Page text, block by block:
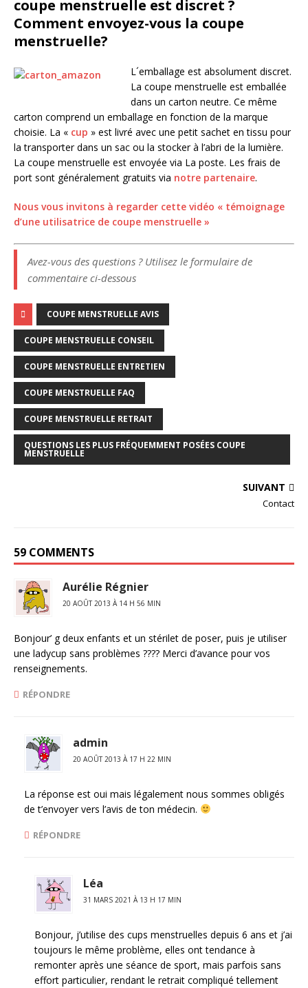
coupe menstruelle est discret ?
Comment envoyez-vous la coupe
menstruelle?
L´emballage est absolument discret.
La coupe menstruelle est emballée
dans un carton neutre. Ce même
carton comprend un emballage en fonction de la marque
choisie. La « cup » est livré avec une petit sachet en tissu pour
la transporter dans un sac ou la stocker à l’abri de la lumière.
La coupe menstruelle est envoyée via La poste. Les frais de
port sont généralement gratuits via notre partenaire.
Nous vous invitons à regarder cette vidéo « témoignage
d’une utilisatrice de coupe menstruelle »
Avez-vous des questions ? Utilisez le formulaire de
commentaire ci-dessous
COUPE MENSTRUELLE AVIS
COUPE MENSTRUELLE CONSEIL
COUPE MENSTRUELLE ENTRETIEN
COUPE MENSTRUELLE FAQ
COUPE MENSTRUELLE RETRAIT
QUESTIONS LES PLUS FRÉQUEMMENT POSÉES COUPE
MENSTRUELLE
SUIVANT
Contact
59 COMMENTS
Aurélie Régnier
20 AOÛT 2013 À 14 H 56 MIN
Bonjour’ g deux enfants et un stérilet de poser, puis je utiliser
une ladycup sans problèmes ???? Merci d’avance pour vos
renseignements.
RÉPONDRE
admin
20 AOÛT 2013 À 17 H 22 MIN
La réponse est oui mais légalement nous sommes obligés
de t’envoyer vers l’avis de ton médecin.
RÉPONDRE
Léa
31 MARS 2021 À 13 H 17 MIN
Bonjour, j’utilise des cups menstruelles depuis 6 ans et j’ai
toujours le même problème, elles ont tendance à
remonter après une séance de sport, mais parfois sans
effort particulier, rendant le retrait compliqué tellement